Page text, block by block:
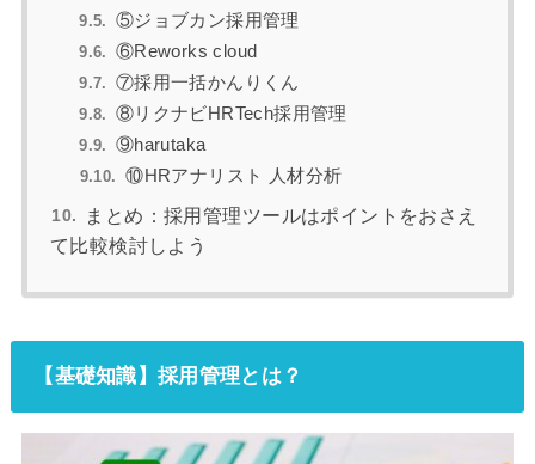
⑤ジョブカン採用管理
⑥Reworks cloud
⑦採用一括かんりくん
⑧リクナビHRTech採用管理
⑨harutaka
⑩HRアナリスト 人材分析
まとめ：採用管理ツールはポイントをおさえ
て比較検討しよう
【基礎知識】採用管理とは？